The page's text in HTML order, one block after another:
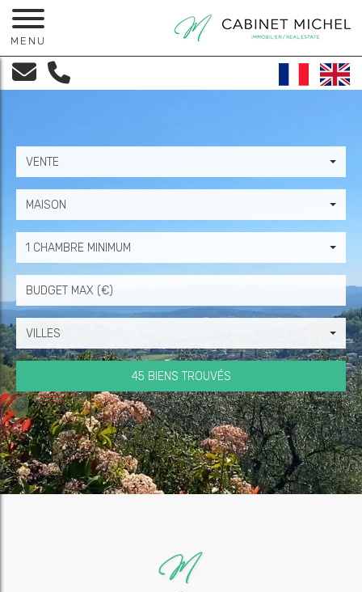
MENU
VENTE
MAISON
1 CHAMBRE MINIMUM
Prix
VILLES
45 BIENS TROUVÉS